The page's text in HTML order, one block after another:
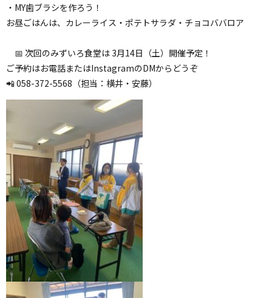
・MY歯ブラシを作ろう！
お昼ごはんは、カレーライス・ポテトサラダ・チョコババロア
📅 次回のみずいろ食堂は 3月14日（土）開催予定！
ご予約はお電話またはInstagramのDMからどうぞ
📲 058-372-5568（担当：横井・安藤）